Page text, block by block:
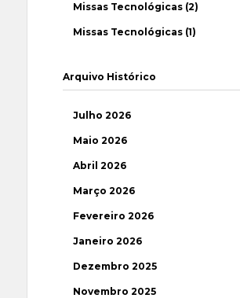
Missas Tecnológicas (2)
Missas Tecnológicas (1)
Arquivo Histórico
Julho 2026
Maio 2026
Abril 2026
Março 2026
Fevereiro 2026
Janeiro 2026
Dezembro 2025
Novembro 2025